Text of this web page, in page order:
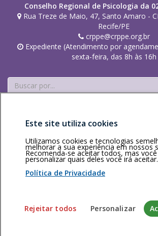
Conselho Regional de Psicologia da
Rua Treze de Maio, 47, Santo Amaro -
Recife/PE
crppe@crppe.org.br
Expediente (Atendimento por
sexta-feira, das 8h às 16h
Buscar
Área restritaPolítica de
privacidade
Personalização
de cookies
Sistema desenvolvido pela Gerência de
Este site utiliza cookies
Utilizamos cookies e tecnologias
melhorar a sua experiência em nossos
Recomenda-se aceitar todos, mas
personalizar quais deles você irá aceitar.
Política de Privacidade
Rejeitar todos Personalizar